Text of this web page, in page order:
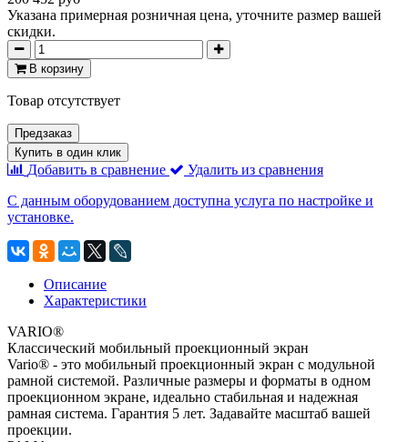
Указана примерная розничная цена, уточните размер вашей
скидки.
В корзину
Товар отсутствует
Предзаказ
Купить в один клик
Добавить в сравнение
Удалить из сравнения
С данным оборудованием доступна услуга по настройке и
установке.
Описание
Характеристики
VARIO®
Классический мобильный проекционный экран
Vario® - это мобильный проекционный экран с модульной
рамной системой. Различные размеры и форматы в одном
проекционном экране, идеально стабильная и надежная
рамная система. Гарантия 5 лет. Задавайте масштаб вашей
проекции.